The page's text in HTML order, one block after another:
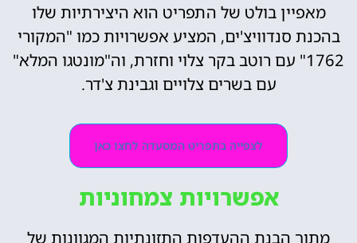
מאפיין בולט של התפריט הוא היצירתיות שלו
בהכנת סנדוויצ'ים, המציע אפשרויות כמו "המקורי
1762" עם רוטב בקר צלוי וחזרת, וה"מונטגו המלא"
עם בשרים צלויים וגבינת צ'דר.
לצפייה בתפריט המסעדה לחצו כאן
אפשרויות צמחוניות
מתוך הבנת ההעדפות התזונתיות המגוונות של